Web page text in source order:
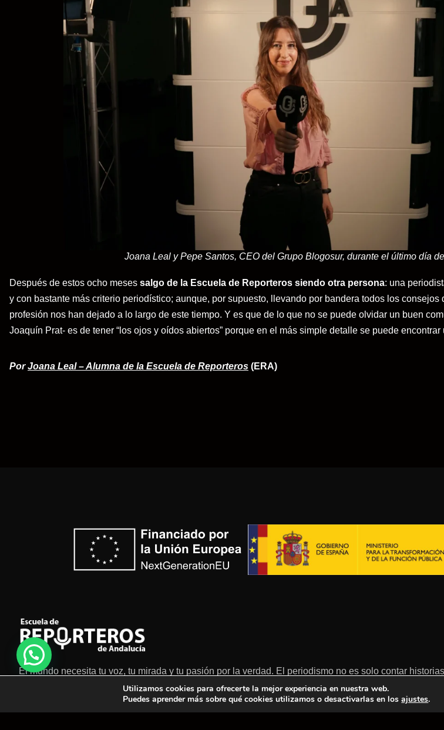
Joana Leal y Pepe Santos, CEO del Grupo Blogosur, durante el último día
Después de estos ocho meses salgo de la Escuela de Reporteros siendo otra persona: una
y con bastante más criterio periodístico; aunque, por supuesto, llevando por bandera todos los consejos
profesión nos han dejado a lo largo de este tiempo. Y es que de lo que no se puede olvidar un buen
Joaquín Prat- es de tener “los ojos y oídos abiertos” porque en el más simple detalle se puede encontrar
PorJoana Leal – Alumna de la Escuela de Reporteros (ERA)
El mundo necesita tu voz, tu mirada y tu pasión por la verdad. El periodismo no es solo contar
Política de cookiesPolítica de privacidadPolítica de calidad
Utilizamos cookies para ofrecerte la mejor experiencia en nuestra web.
Puedes aprender más sobre qué cookies utilizamos o desactivarlas en losajustes.